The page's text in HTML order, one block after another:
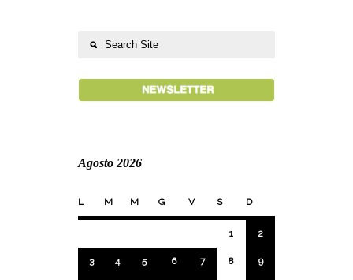
Agosto 2026
L M M G V S D
1 2
3 4 5 6 7 8 9